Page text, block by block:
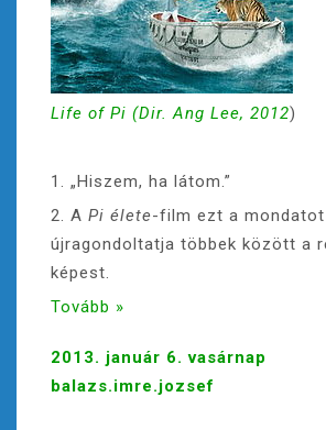
Life of Pi (Dir. Ang Lee, 2012)
1. „Hiszem, ha látom.”
2. A Pi élete-film ezt a
újragondoltatja többek között a
képest.
Tovább »
2013. január 6. vasárnap
balazs.imre.jozsef